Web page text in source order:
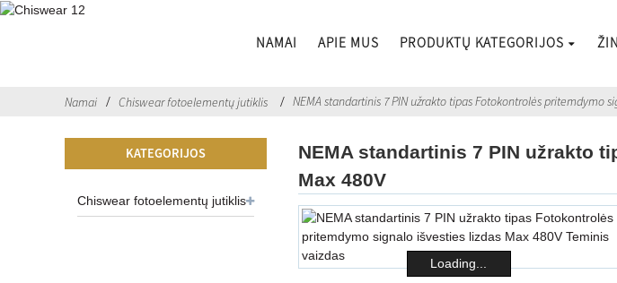
NAMAI APIE MUS PRODUKTŲ KATEGORIJOS
Namai Chiswear fotoelementų jutiklis NEMA standartinis 7 PIN užrakto tipas Fotokontrolės pritemdymo
KATEGORIJOS
Chiswear fotoelementų jutiklis
NEMA standartinis 7 PIN užrakto
Max 480V
Loading...